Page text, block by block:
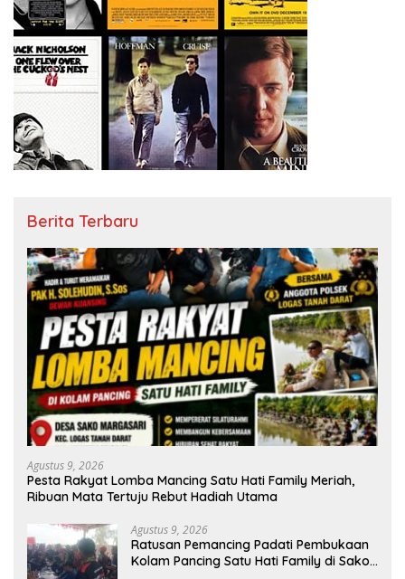
Berita Terbaru
Agustus 9, 2026
Pesta Rakyat Lomba Mancing Satu Hati Family Meriah,
Ribuan Mata Tertuju Rebut Hadiah Utama
Agustus 9, 2026
Ratusan Pemancing Padati Pembukaan
Kolam Pancing Satu Hati Family di Sako